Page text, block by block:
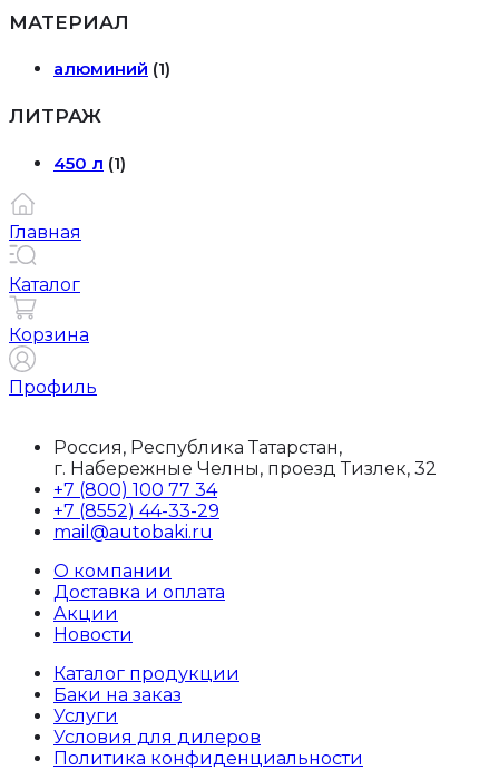
МАТЕРИАЛ
алюминий (1)
ЛИТРАЖ
450 л (1)
Главная
Каталог
Корзина
Профиль
Россия, Республика Татарстан,
г. Набережные Челны, проезд Тизлек, 32
+7 (800) 100 77 34
+7 (8552) 44-33-29
mail@autobaki.ru
О компании
Доставка и оплата
Акции
Новости
Каталог продукции
Баки на заказ
Услуги
Условия для дилеров
Политика конфиденциальности